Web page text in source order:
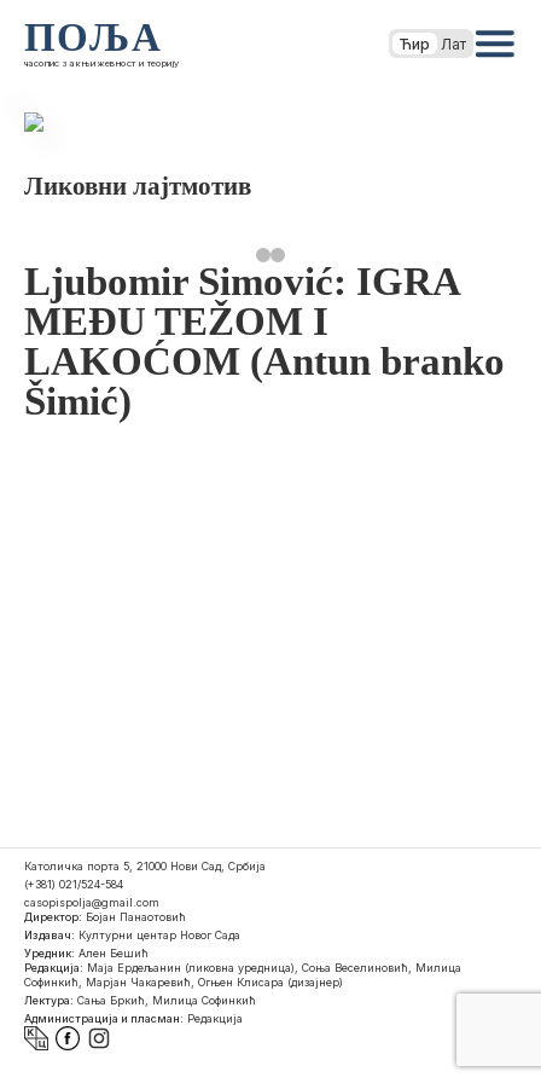
ПОЉА
часопис за књижевност и теорију
Ћир Лат
Ликовни лајтмотив
Ljubomir Simović: IGRA
MEĐU TEŽOM I
LAKOĆOM (Antun branko
Šimić)
Католичка порта 5, 21000 Нови Сад, Србија
(+381) 021/524-584
casopispolja@gmail.com
Директор: Бојан Панаотовић
Издавач: Културни центар Новог Сада
Уредник: Ален Бешић
Редакција: Маја Ердељанин (ликовна уредница), Соња Веселиновић, Милица
Софинкић, Марјан Чакаревић, Огњен Клисара (дизајнер)
Лектура: Сања Бркић, Милица Софинкић
Администрација и пласман: Редакција